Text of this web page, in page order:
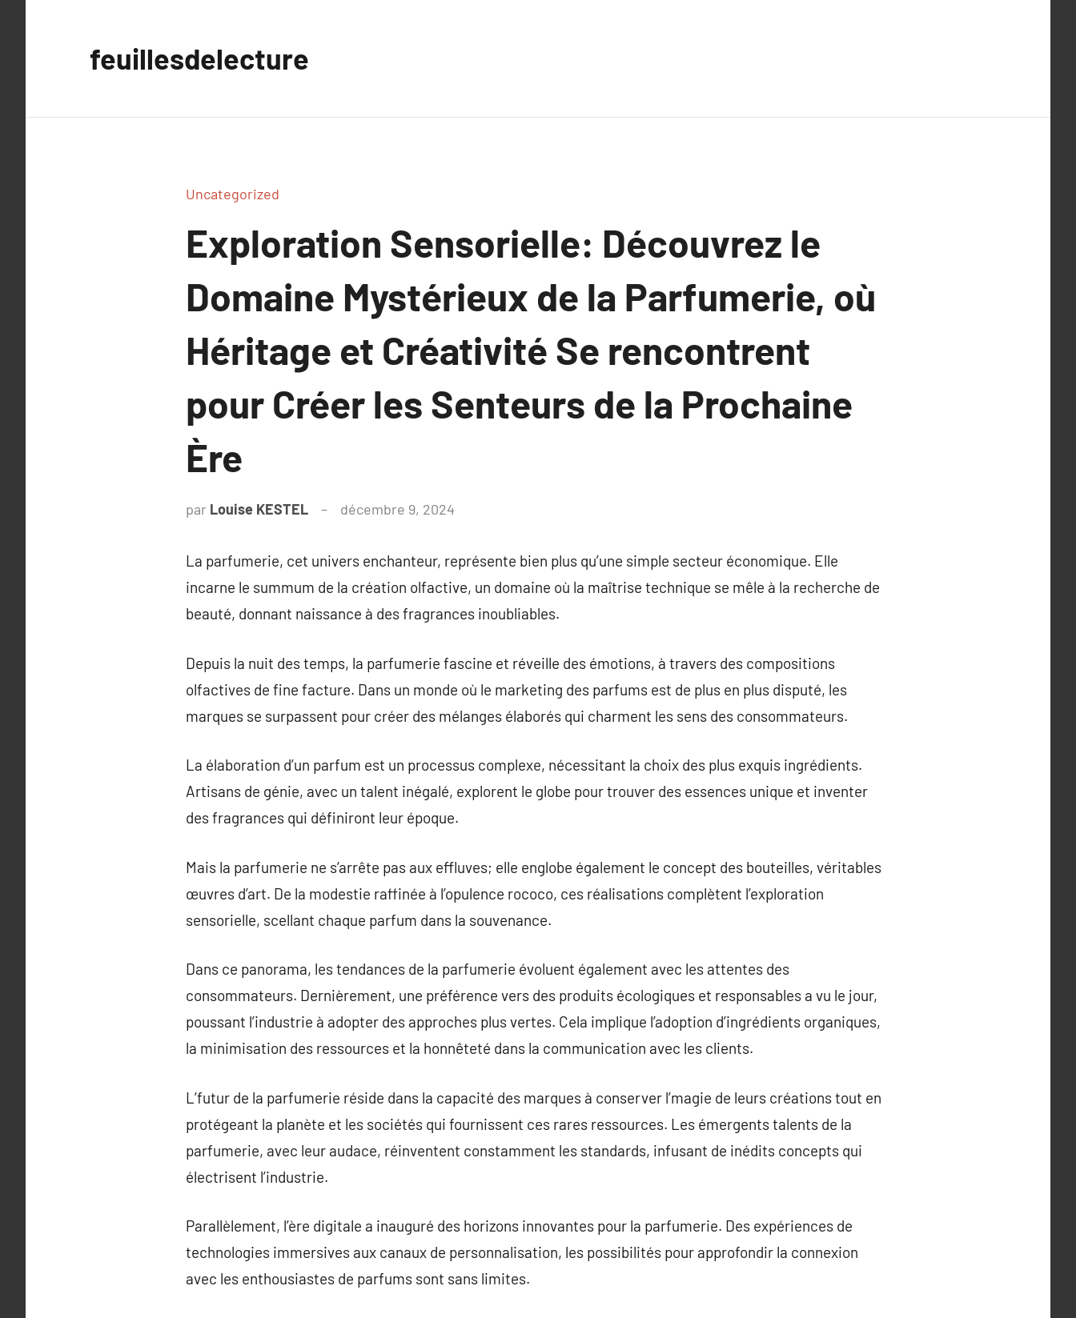
feuillesdelecture
Uncategorized
Exploration Sensorielle: Découvrez le
Domaine Mystérieux de la Parfumerie, où
Héritage et Créativité Se rencontrent
pour Créer les Senteurs de la Prochaine
Ère
par Louise KESTEL décembre 9, 2024
La parfumerie, cet univers enchanteur, représente bien plus qu’une simple secteur économique. Elle
incarne le summum de la création olfactive, un domaine où la maîtrise technique se mêle à la recherche de
beauté, donnant naissance à des fragrances inoubliables.
Depuis la nuit des temps, la parfumerie fascine et réveille des émotions, à travers des compositions
olfactives de fine facture. Dans un monde où le marketing des parfums est de plus en plus disputé, les
marques se surpassent pour créer des mélanges élaborés qui charment les sens des consommateurs.
La élaboration d’un parfum est un processus complexe, nécessitant la choix des plus exquis ingrédients.
Artisans de génie, avec un talent inégalé, explorent le globe pour trouver des essences unique et inventer
des fragrances qui définiront leur époque.
Mais la parfumerie ne s’arrête pas aux effluves; elle englobe également le concept des bouteilles, véritables
œuvres d’art. De la modestie raffinée à l’opulence rococo, ces réalisations complètent l’exploration
sensorielle, scellant chaque parfum dans la souvenance.
Dans ce panorama, les tendances de la parfumerie évoluent également avec les attentes des
consommateurs. Dernièrement, une préférence vers des produits écologiques et responsables a vu le jour,
poussant l’industrie à adopter des approches plus vertes. Cela implique l’adoption d’ingrédients organiques,
la minimisation des ressources et la honnêteté dans la communication avec les clients.
L’futur de la parfumerie réside dans la capacité des marques à conserver l’magie de leurs créations tout en
protégeant la planète et les sociétés qui fournissent ces rares ressources. Les émergents talents de la
parfumerie, avec leur audace, réinventent constamment les standards, infusant de inédits concepts qui
électrisent l’industrie.
Parallèlement, l’ère digitale a inauguré des horizons innovantes pour la parfumerie. Des expériences de
technologies immersives aux canaux de personnalisation, les possibilités pour approfondir la connexion
avec les enthousiastes de parfums sont sans limites.